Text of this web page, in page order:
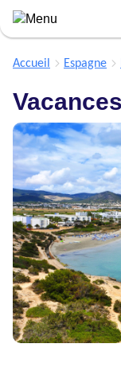
Aller
contenu
Accueil Espagne